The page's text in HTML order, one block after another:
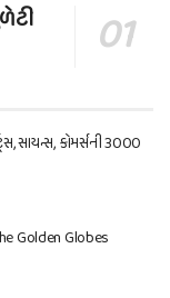
સાયન્સ, કોમર્સની 3000
Golden Globes